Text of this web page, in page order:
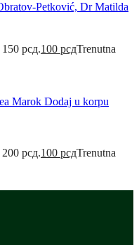
Petković, Dr Matilda
рсд.100 рсдTrenutna
Dodaj u korpu
рсд.100 рсдTrenutna